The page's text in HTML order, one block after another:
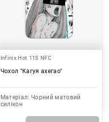
Infinix Hot 11S NFC
Чохол "Кагуя ахегао"
Матеріал: Чорний матовий
силікон